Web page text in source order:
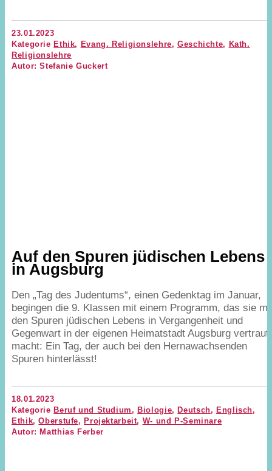
23.01.2023
Kategorie Ethik, Evang. Religionslehre,Geschichte,
Kath.
Religionslehre
Autor: Stefanie Guckert
Auf den Spuren jüdischen Lebens
in Augsburg
Den„Tag des Judentums“, einen Gedenktag im Januar,
begingen die9. Klassen mit einem Programm, das sie
den Spuren jüdischen Lebens in Vergangenheit und
Gegenwart in der eigenen Heimatstadt Augsburg vertraut
macht: Ein Tag, der auch bei den Hernawachsenden
Spuren hinterlässt!
18.01.2023
Kategorie Beruf und Studium , Biologie, Deutsch, Englisch,
Ethik,Oberstufe, Projektarbeit, W- und P-Seminare
Autor: Matthias Ferber